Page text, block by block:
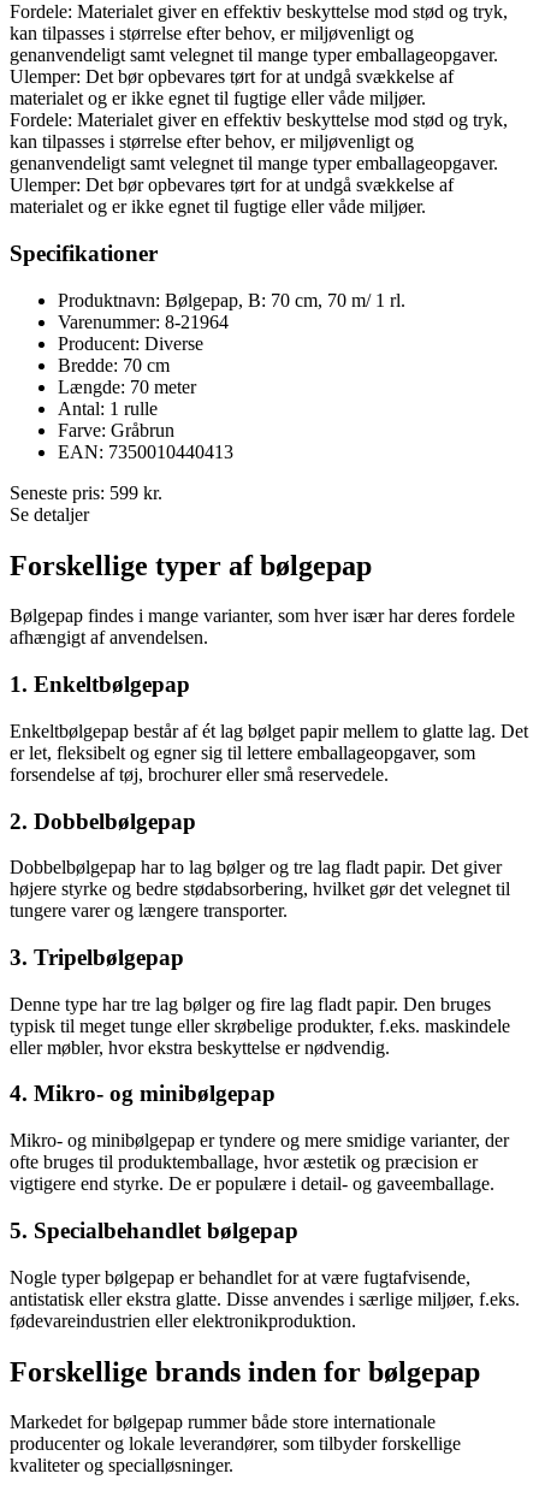
Fordele: Materialet giver en effektiv beskyttelse mod stød og tryk,
kan tilpasses i størrelse efter behov, er miljøvenligt og
genanvendeligt samt velegnet til mange typer emballageopgaver.
Ulemper: Det bør opbevares tørt for at undgå svækkelse af
materialet og er ikke egnet til fugtige eller våde miljøer.
Fordele: Materialet giver en effektiv beskyttelse mod stød og tryk,
kan tilpasses i størrelse efter behov, er miljøvenligt og
genanvendeligt samt velegnet til mange typer emballageopgaver.
Ulemper: Det bør opbevares tørt for at undgå svækkelse af
materialet og er ikke egnet til fugtige eller våde miljøer.
Specifikationer
Produktnavn: Bølgepap, B: 70 cm, 70 m/ 1 rl.
Varenummer: 8-21964
Producent: Diverse
Bredde: 70 cm
Længde: 70 meter
Antal: 1 rulle
Farve: Gråbrun
EAN: 7350010440413
Seneste pris: 599 kr.
Se detaljer
Forskellige typer af bølgepap
Bølgepap findes i mange varianter, som hver især har deres fordele
afhængigt af anvendelsen.
1. Enkeltbølgepap
Enkeltbølgepap består af ét lag bølget papir mellem to glatte lag. Det
er let, fleksibelt og egner sig til lettere emballageopgaver, som
forsendelse af tøj, brochurer eller små reservedele.
2. Dobbelbølgepap
Dobbelbølgepap har to lag bølger og tre lag fladt papir. Det giver
højere styrke og bedre stødabsorbering, hvilket gør det velegnet til
tungere varer og længere transporter.
3. Tripelbølgepap
Denne type har tre lag bølger og fire lag fladt papir. Den bruges
typisk til meget tunge eller skrøbelige produkter, f.eks. maskindele
eller møbler, hvor ekstra beskyttelse er nødvendig.
4. Mikro- og minibølgepap
Mikro- og minibølgepap er tyndere og mere smidige varianter, der
ofte bruges til produktemballage, hvor æstetik og præcision er
vigtigere end styrke. De er populære i detail- og gaveemballage.
5. Specialbehandlet bølgepap
Nogle typer bølgepap er behandlet for at være fugtafvisende,
antistatisk eller ekstra glatte. Disse anvendes i særlige miljøer, f.eks.
fødevareindustrien eller elektronikproduktion.
Forskellige brands inden for bølgepap
Markedet for bølgepap rummer både store internationale
producenter og lokale leverandører, som tilbyder forskellige
kvaliteter og specialløsninger.